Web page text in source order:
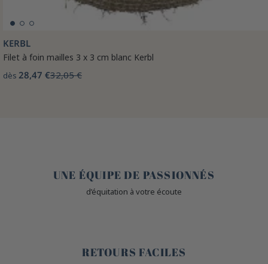
KERBL
Filet à foin mailles 3 x 3 cm blanc Kerbl
dès 28,47 €32,05 €
UNE ÉQUIPE DE PASSIONNÉS
d’équitation à votre écoute
RETOURS FACILES